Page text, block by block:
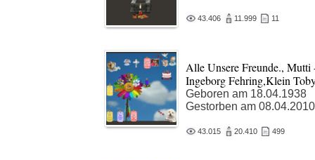
43.406 11.999 11
Alle Unsere Freunde., Mutti
Ingeborg Fehring,Klein
Geboren am 18.04.1938
Gestorben am 08.04.2010
43.015 20.410 499